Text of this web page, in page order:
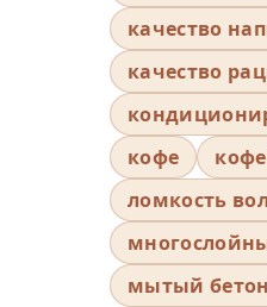
качество
качество
кофе
ломкость
мытый бетон